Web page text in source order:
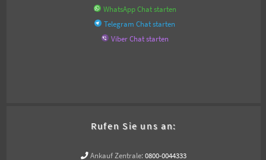
WhatsApp Chat starten
Telegram Chat starten
Viber Chat starten
Rufen Sie uns an:
Ankauf Zentrale: 0800-0044333